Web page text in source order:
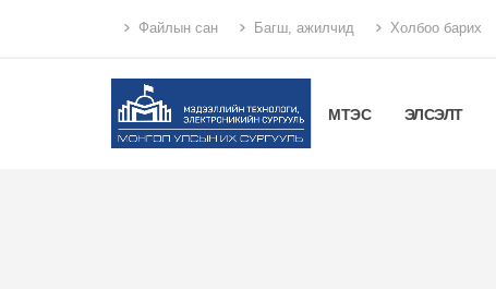
Файлын сан Багш, ажилчид Холбоо барих
МТЭС ЭЛСЭЛТ